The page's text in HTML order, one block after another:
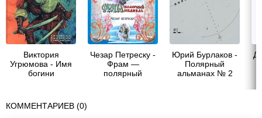
Виктория
Угрюмова - Имя
богини
Чезар Петреску -
Фрам —
полярный
Юрий Бурлаков -
Полярный
альманах № 2
КОММЕНТАРИЕВ (0)